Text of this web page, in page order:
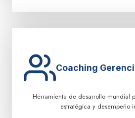
Coaching
Herramienta de desarrollo mundial
estratégica y desempeño